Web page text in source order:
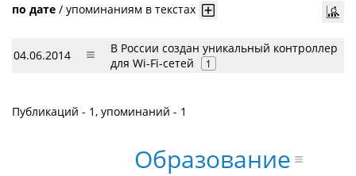
по дате / упоминаниям в текстах
04.06.2014
В России создан уникальный контроллер
для Wi-Fi-сетей
1
Публикаций - 1, упоминаний - 1
Образование